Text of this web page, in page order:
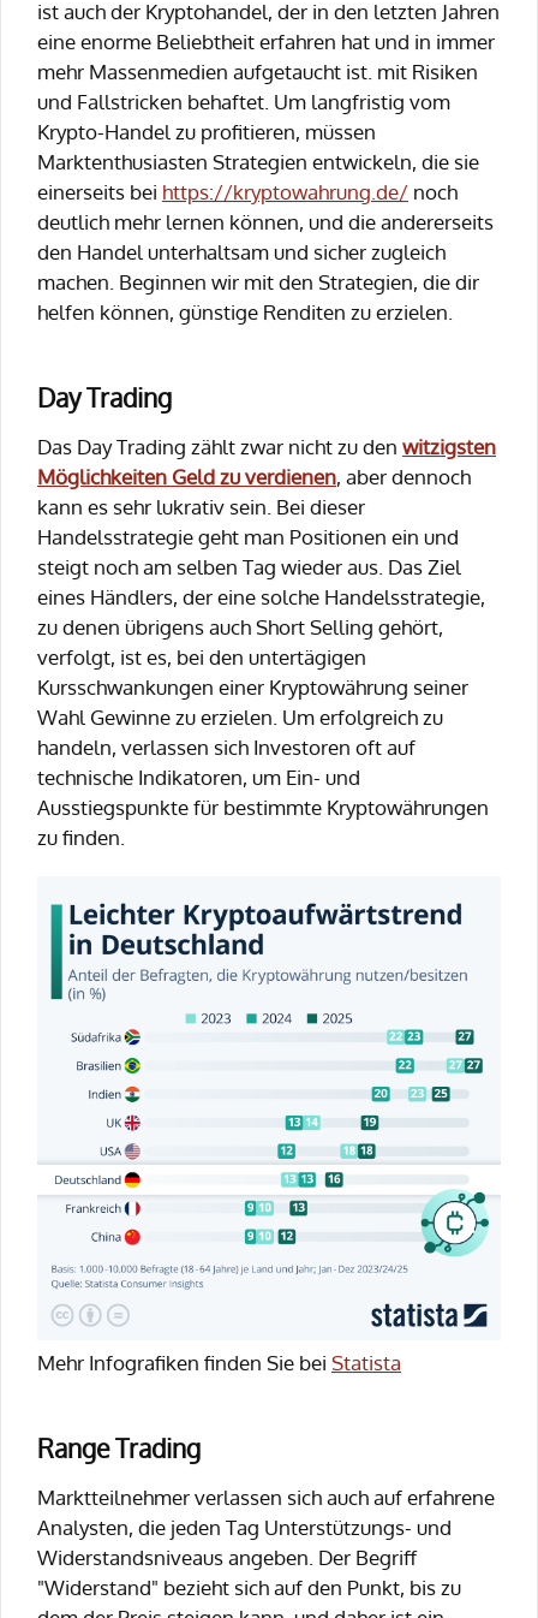
ist auch der Kryptohandel, der in den letzten Jahren
eine enorme Beliebtheit erfahren hat und in immer
mehr Massenmedien aufgetaucht ist. mit Risiken
und Fallstricken behaftet. Um langfristig vom
Krypto-Handel zu profitieren, müssen
Marktenthusiasten Strategien entwickeln, die sie
einerseits bei https://kryptowahrung.de/ noch
deutlich mehr lernen können, und die andererseits
den Handel unterhaltsam und sicher zugleich
machen. Beginnen wir mit den Strategien, die dir
helfen können, günstige Renditen zu erzielen.
Day Trading
Das Day Trading zählt zwar nicht zu den witzigsten
Möglichkeiten Geld zu verdienen, aber dennoch
kann es sehr lukrativ sein. Bei dieser
Handelsstrategie geht man Positionen ein und
steigt noch am selben Tag wieder aus. Das Ziel
eines Händlers, der eine solche Handelsstrategie,
zu denen übrigens auch Short Selling gehört,
verfolgt, ist es, bei den untertägigen
Kursschwankungen einer Kryptowährung seiner
Wahl Gewinne zu erzielen. Um erfolgreich zu
handeln, verlassen sich Investoren oft auf
technische Indikatoren, um Ein- und
Ausstiegspunkte für bestimmte Kryptowährungen
zu finden.
Mehr Infografiken finden Sie bei Statista
Range Trading
Marktteilnehmer verlassen sich auch auf erfahrene
Analysten, die jeden Tag Unterstützungs- und
Widerstandsniveaus angeben. Der Begriff
"Widerstand" bezieht sich auf den Punkt, bis zu